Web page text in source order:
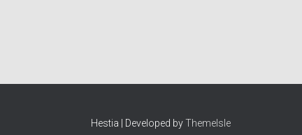
Hestia | Developed byThemeIsle